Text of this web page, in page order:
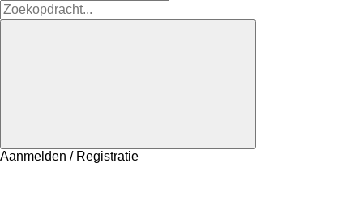
Aanmelden / Registratie